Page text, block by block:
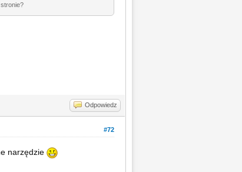
Odpowiedz
#72
narzędzie